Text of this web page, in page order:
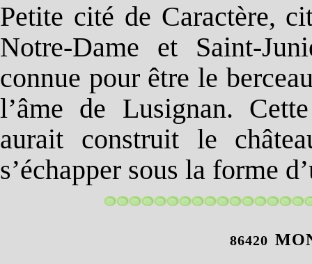
Petite cité de Caractère,
Notre-Dame et Saint-
connue pour être le
l’âme de Lusignan.
aurait construit le
s’échapper sous la forme
86420